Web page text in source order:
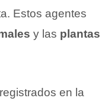
Estos agentes
y las plantas
en la